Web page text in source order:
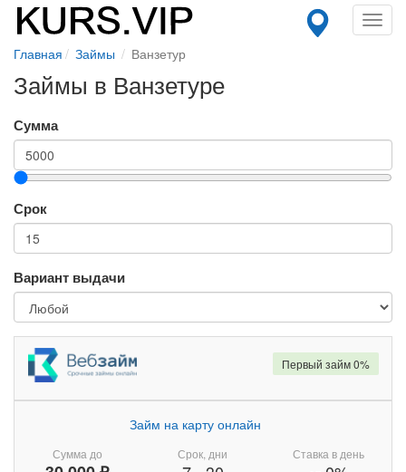
Главная Займы Ванзетур
Займы в Ванзетуре
Сумма
Срок
Вариант выдачи
Сумма до
Займ на карту онлайн
Срок, дни Ставка в день
Первый займ 0%